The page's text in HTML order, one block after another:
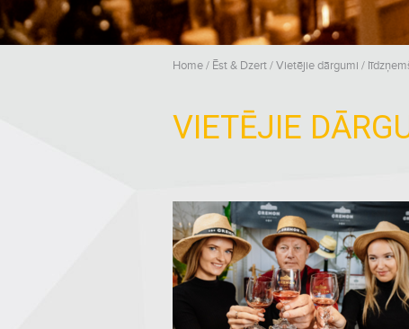
Home/ Ēst & Dzert/Vietējie dārgumi /
VIETĒJIE